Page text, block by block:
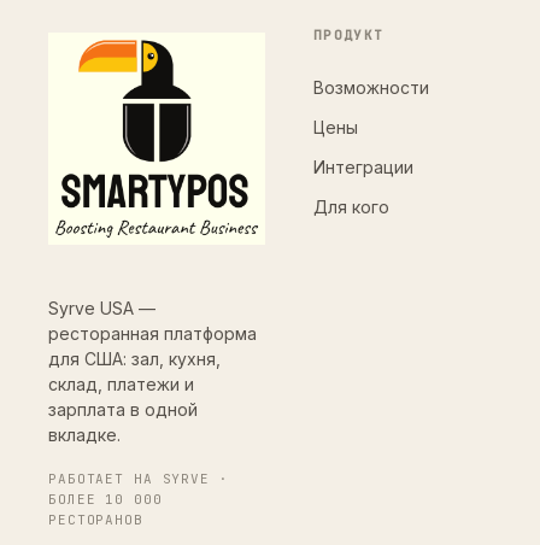
Syrve USA —
ресторанная платформа
для США: зал, кухня,
склад, платежи и
зарплата в одной
вкладке.
РАБОТАЕТ НА SYRVE ·
БОЛЕЕ 10 000
РЕСТОРАНОВ
ПРОДУКТ
Возможности
Цены
Интеграции
Для кого